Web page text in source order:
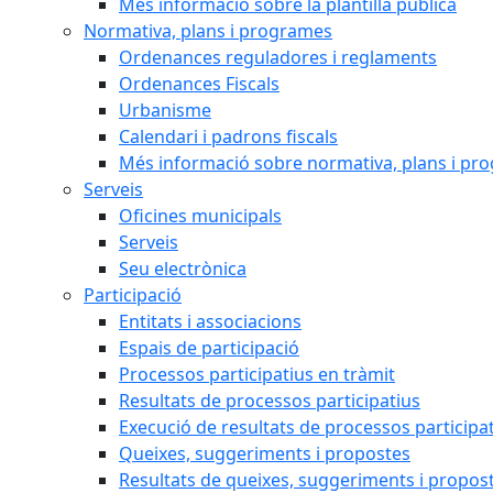
Normativa, plans i programes
Ordenances reguladores i reglaments
Ordenances Fiscals
Urbanisme
Calendari i padrons fiscals
Més informació sobre normativa, plans i
Serveis
Oficines municipals
Serveis
Seu electrònica
Participació
Entitats i associacions
Espais de participació
Processos participatius en tràmit
Resultats de processos participatius
Execució de resultats de processos
Queixes, suggeriments i propostes
Resultats de queixes, suggeriments i